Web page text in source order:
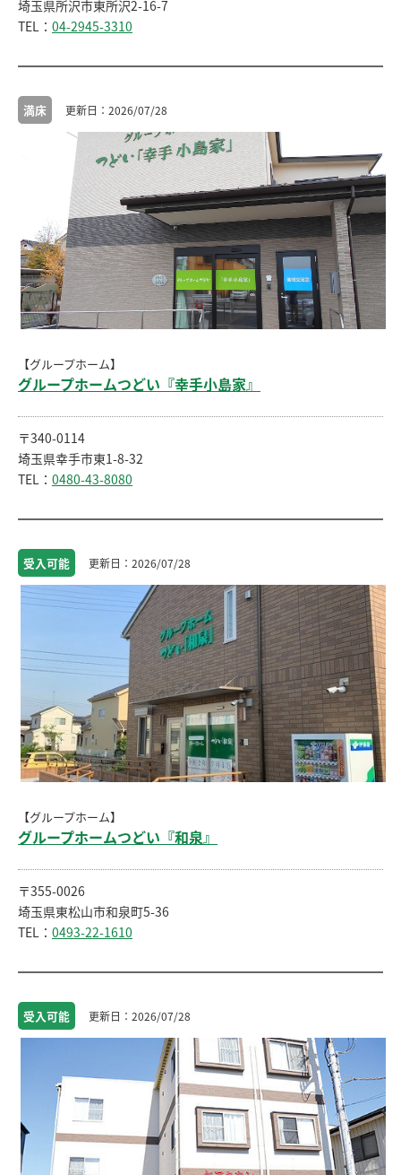
埼玉県所沢市東所沢2-16-7
TEL： 04-2945-3310
満床 2026/07/28
【グループホーム】
グループホームつどい『幸手小島家』
〒340-0114
埼玉県幸手市東1-8-32
TEL： 0480-43-8080
受入可能 2026/07/28
【グループホーム】
グループホームつどい『和泉』
〒355-0026
埼玉県東松山市和泉町5-36
TEL： 0493-22-1610
受入可能 2026/07/28